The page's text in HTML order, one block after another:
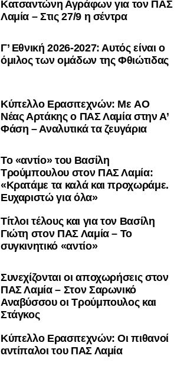
Κατσαντώνη Αγράφων για τον ΠΑΣ
Λαμία – Στις 27/9 η σέντρα
Γ’ Εθνική 2026-2027: Αυτός είναι ο
όμιλος των ομάδων της Φθιώτιδας
Kύπελλο Ερασιτεχνών: Με AO
Nέας Αρτάκης ο ΠΑΣ Λαμία στην Α’
Φάση – Αναλυτικά τα ζευγάρια
Το «αντίο» του Βασίλη
Τρούμπουλου στον ΠΑΣ Λαμία:
«Κρατάμε τα καλά και προχωράμε.
Ευχαριστώ για όλα»
Τίτλοι τέλους και για τον Βασίλη
Γιώτη στον ΠΑΣ Λαμία – Το
συγκινητικό «αντίο»
Συνεχίζονται οι αποχωρήσεις στον
ΠΑΣ Λαμία – Στον Σαρωνικό
Αναβύσσου οι Τρούμπουλος και
Στάγκος
Κύπελλο Ερασιτεχνών: Οι πιθανοί
αντίπαλοι του ΠΑΣ Λαμία